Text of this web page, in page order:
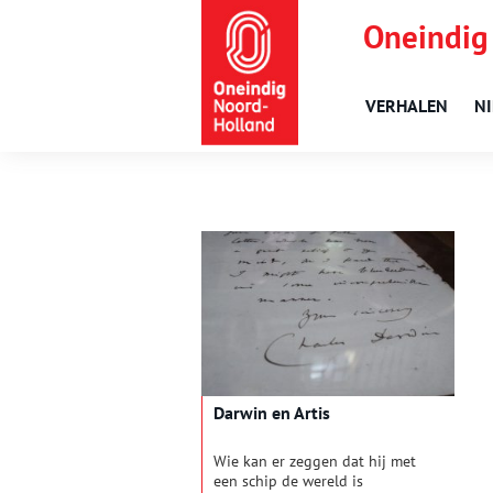
VERHALEN
Darwin en Artis
Wie kan er zeggen dat hij met
een schip de wereld is